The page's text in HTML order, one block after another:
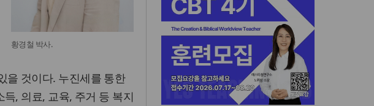
황경철 박사.
을 것이다. 누진세를 통한
, 의료, 교육, 주거 등 복지
올리벳대학교, 120만 평 리버사
이드 대학 캠퍼스 영구 사용 승
세계로교회 손현보 목사, 백악